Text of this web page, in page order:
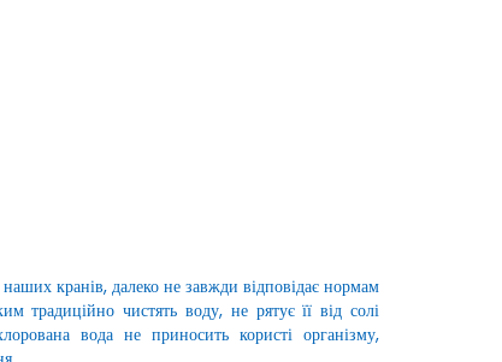
кранів, далеко не завжди відповідає нормам
традиційно чистять воду, не рятує її від солі
вода не приносить користі організму,